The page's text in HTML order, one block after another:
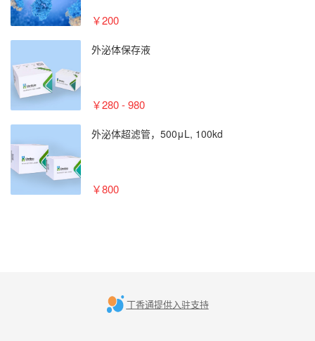
￥200
外泌体保存液
￥280 - 980
外泌体超滤管，500μL, 100kd
￥800
丁香通提供入驻支持